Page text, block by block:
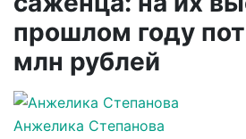
прошлом году
млн рублей
Анжелика Степанова